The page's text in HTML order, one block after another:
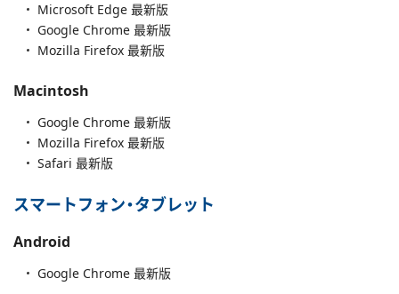
Microsoft Edge 最新版
Google Chrome 最新版
Mozilla Firefox 最新版
Macintosh
Google Chrome 最新版
Mozilla Firefox 最新版
Safari 最新版
スマートフォン・タブレット
Android
Google Chrome 最新版